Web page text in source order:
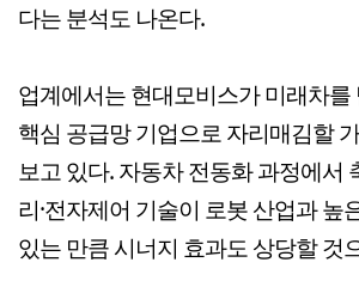
다는 분석도 나온다.
업계에서는 현대모비스가 미래차를
핵심 공급망 기업으로 자리매김할
보고 있다. 자동차 전동화 과정에서
리·전자제어 기술이 로봇 산업과 높
있는 만큼 시너지 효과도 상당할 것